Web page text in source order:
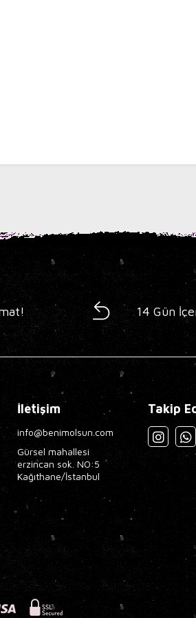
14 Gün
İletişim
info@benimolsun.com
Gürsel mahallesi
erzincan sok. NO:5
Kağıthane/İstanbul
Takip